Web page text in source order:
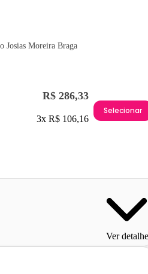
Josias Moreira Braga
R$ 286,33
3x R$ 106,16
Selecionar
Ver